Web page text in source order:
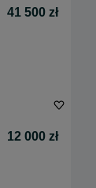
41 500 zł
12 000 zł